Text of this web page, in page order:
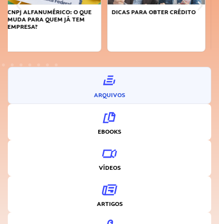
DICAS PARA OBTER CRÉDITO
FAÇA A DIFERENÇA: SEJA
ARQUIVOS
EBOOKS
VÍDEOS
ARTIGOS